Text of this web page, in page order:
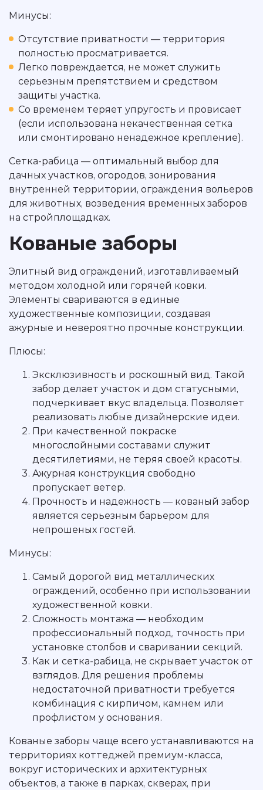
Минусы:
Отсутствие приватности — территория
полностью просматривается.
Легко повреждается, не может служить
серьезным препятствием и средством
защиты участка.
Со временем теряет упругость и провисает
(если использована некачественная сетка
или смонтировано ненадежное крепление).
Сетка-рабица — оптимальный выбор для
дачных участков, огородов, зонирования
внутренней территории, ограждения вольеров
для животных, возведения временных заборов
на стройплощадках.
Кованые заборы
Элитный вид ограждений, изготавливаемый
методом холодной или горячей ковки.
Элементы свариваются в единые
художественные композиции, создавая
ажурные и невероятно прочные конструкции.
Плюсы:
Эксклюзивность и роскошный вид. Такой
забор делает участок и дом статусными,
подчеркивает вкус владельца. Позволяет
реализовать любые дизайнерские идеи.
При качественной покраске
многослойными составами служит
десятилетиями, не теряя своей красоты.
Ажурная конструкция свободно
пропускает ветер.
Прочность и надежность — кованый забор
является серьезным барьером для
непрошеных гостей.
Минусы:
Самый дорогой вид металлических
ограждений, особенно при использовании
художественной ковки.
Сложность монтажа — необходим
профессиональный подход, точность при
установке столбов и сваривании секций.
Как и сетка-рабица, не скрывает участок от
взглядов. Для решения проблемы
недостаточной приватности требуется
комбинация с кирпичом, камнем или
профлистом у основания.
Кованые заборы чаще всего устанавливаются на
территориях коттеджей премиум-класса,
вокруг исторических и архитектурных
объектов, а также в парках, скверах, при